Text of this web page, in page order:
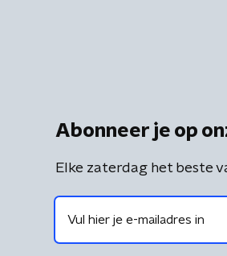
Abonneer je op
Elke zaterdag het beste